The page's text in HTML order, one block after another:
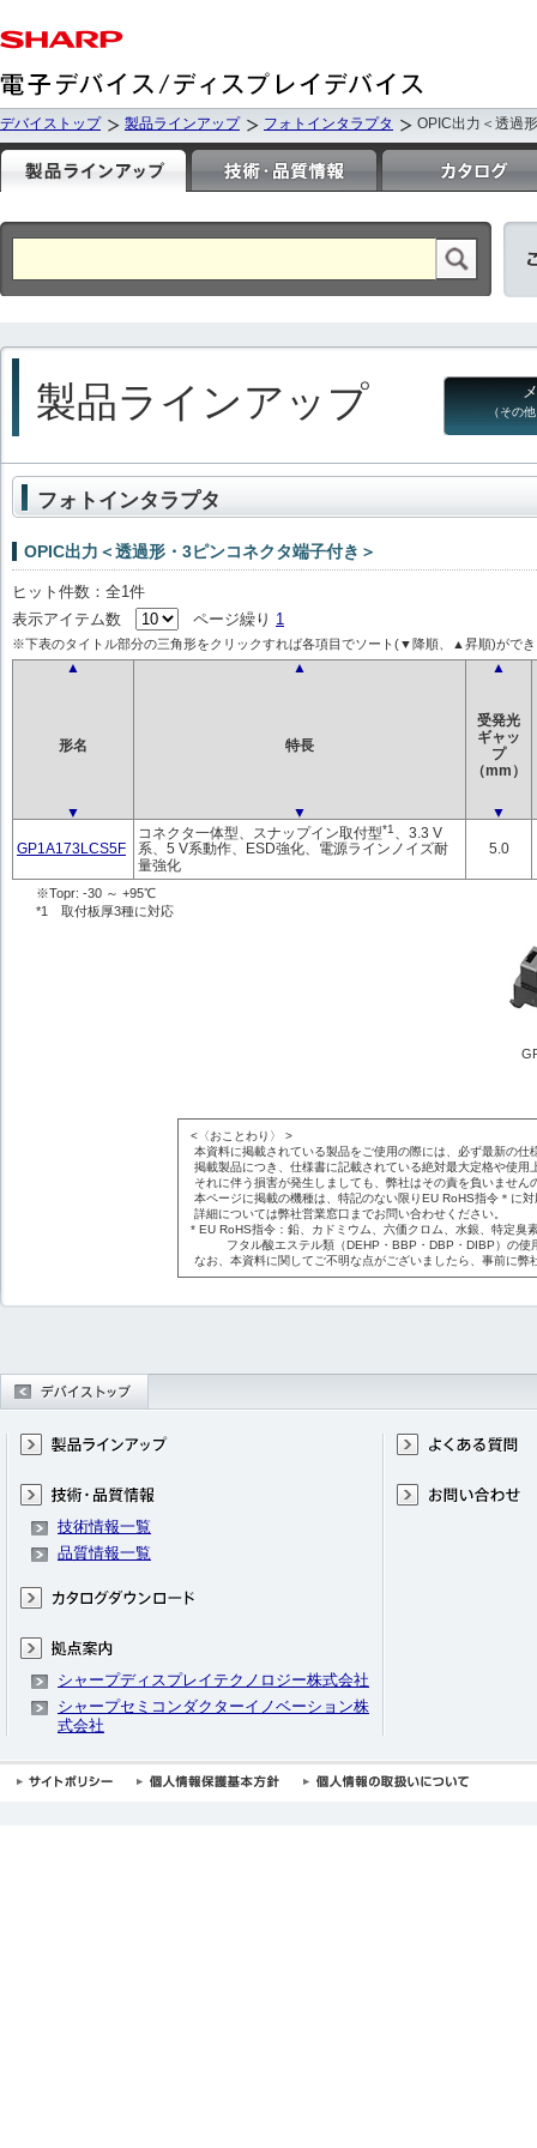
デバイストップ 製品ラインアップ フォトインタラプタ OPIC出力＜透過
製品ラインアップ （その
フォトインタラプタ
OPIC出力＜透過形・3ピンコネクタ端子付き＞
ヒット件数：全1件
表示アイテム数
ページ繰り 1
※下表のタイトル部分の三角形をクリックすれば各項目でソート(▼降順、▲昇順)がで
▲ ▲ ▲
形名 特長
受発光
ギャッ
プ
（mm）
▼ ▼ ▼
GP1A173LCS5F
コネクタ一体型、スナップイン取付型*1
、3.3 V
系、5 V系動作、ESD強化、電源ラインノイズ耐
量強化
5.0
※Topr: -30 ～ +95℃
*1 取付板厚3種に対応
<〈おことわり〉 >
本資料に掲載されている製品をご使用の際には、必ず最新の
掲載製品につき、仕様書に記載されている絶対最大定格や使
それに伴う損害が発生しましても、弊社はその責を負いません
本ページに掲載の機種は、特記のない限りEU RoHS指令＊に
詳細については弊社営業窓口までお問い合わせください。
* EU RoHS指令：鉛、カドミウム、六価クロム、水銀、特定臭
フタル酸エステル類（DEHP・BBP・DBP・DIBP）の使
なお、本資料に関してご不明な点がございましたら、事前に
技術情報一覧
品質情報一覧
シャープディスプレイテクノロジー株式会社
シャープセミコンダクターイノベーション株
式会社